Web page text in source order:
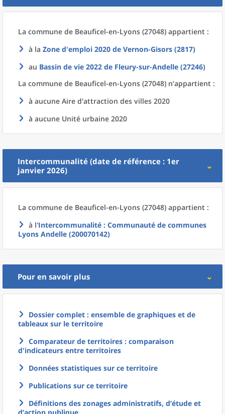
La commune de Beauficel-en-Lyons (27048) appartient :
à la Zone d'emploi 2020 de Vernon-Gisors (2817)
au Bassin de vie 2022 de Fleury-sur-Andelle (27246)
La commune de Beauficel-en-Lyons (27048) n’appartient :
à aucune Aire d'attraction des villes 2020
à aucune Unité urbaine 2020
Intercommunalité (date de référence : 1er
janvier 2026)
La commune de Beauficel-en-Lyons (27048) appartient :
à l'Intercommunalité : Communauté de communes
Lyons Andelle (200070142)
Pour en savoir plus
Dossier complet : ensemble de graphiques et de
tableaux sur le territoire
Comparateur de territoires : comparaison
d'indicateurs entre territoires
Données statistiques sur ce territoire
Publications sur ce territoire
Définitions des zonages administratifs, d’étude et